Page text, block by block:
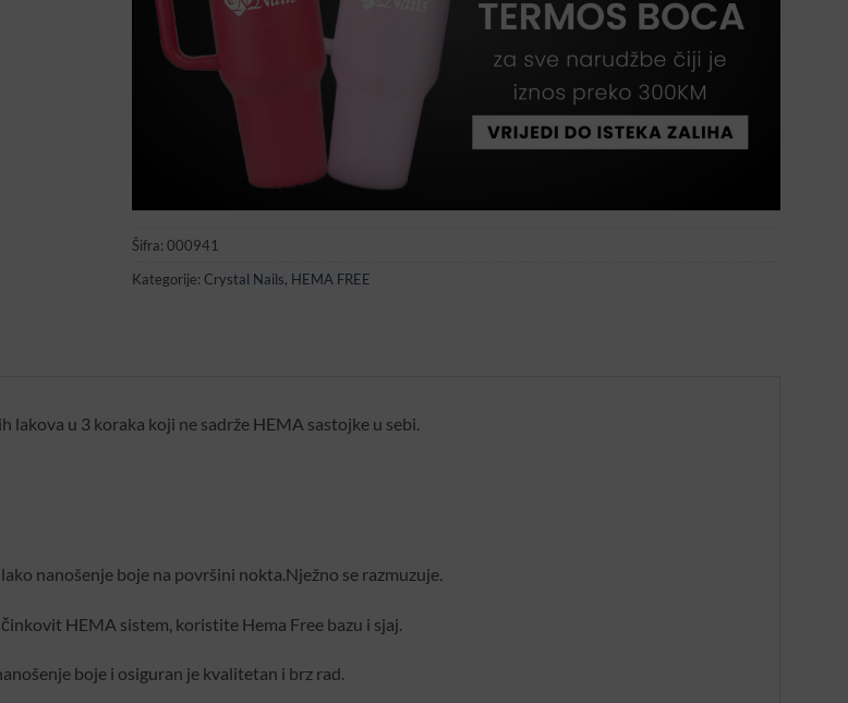
Šifra: 000941
Kategorije: Crystal Nails, HEMA FREE
u 3 koraka koji ne sadrže HEMA sastojke u sebi.
nanošenje boje na površini nokta.Nježno se razmuzuje.
HEMA sistem, koristite Hema Free bazu i sjaj.
boje i osiguran je kvalitetan i brz rad.